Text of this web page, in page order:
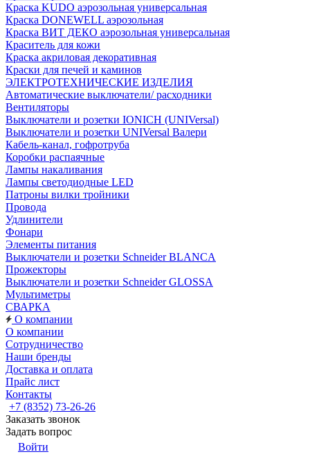
Краска KUDO аэрозольная универсальная
Краска DONEWELL аэрозольная
Краска ВИТ ДЕКО аэрозольная универсальная
Краситель для кожи
Краска акриловая декоративная
Краски для печей и каминов
ЭЛЕКТРОТЕХНИЧЕСКИЕ ИЗДЕЛИЯ
Автоматические выключатели/ расходники
Вентиляторы
Выключатели и розетки IONICH (UNIVersal)
Выключатели и розетки UNIVersal Валери
Кабель-канал, гофротруба
Коробки распаячные
Лампы накаливания
Лампы светодиодные LED
Патроны вилки тройники
Провода
Удлинители
Фонари
Элементы питания
Выключатели и розетки Schneider BLANCA
Прожекторы
Выключатели и розетки Schneider GLOSSA
Мультиметры
СВАРКА
О компании
О компании
Сотрудничество
Наши бренды
Доставка и оплата
Прайс лист
Контакты
+7 (8352) 73-26-26
Заказать звонок
Задать вопрос
Войти